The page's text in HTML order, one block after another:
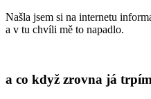
Našla jsem si na internetu
a v tu chvíli mě to napadlo.
a co když zrovna já